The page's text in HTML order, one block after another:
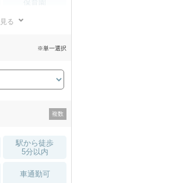
る
※単一選択
駅から徒歩
5分以内
車通勤可